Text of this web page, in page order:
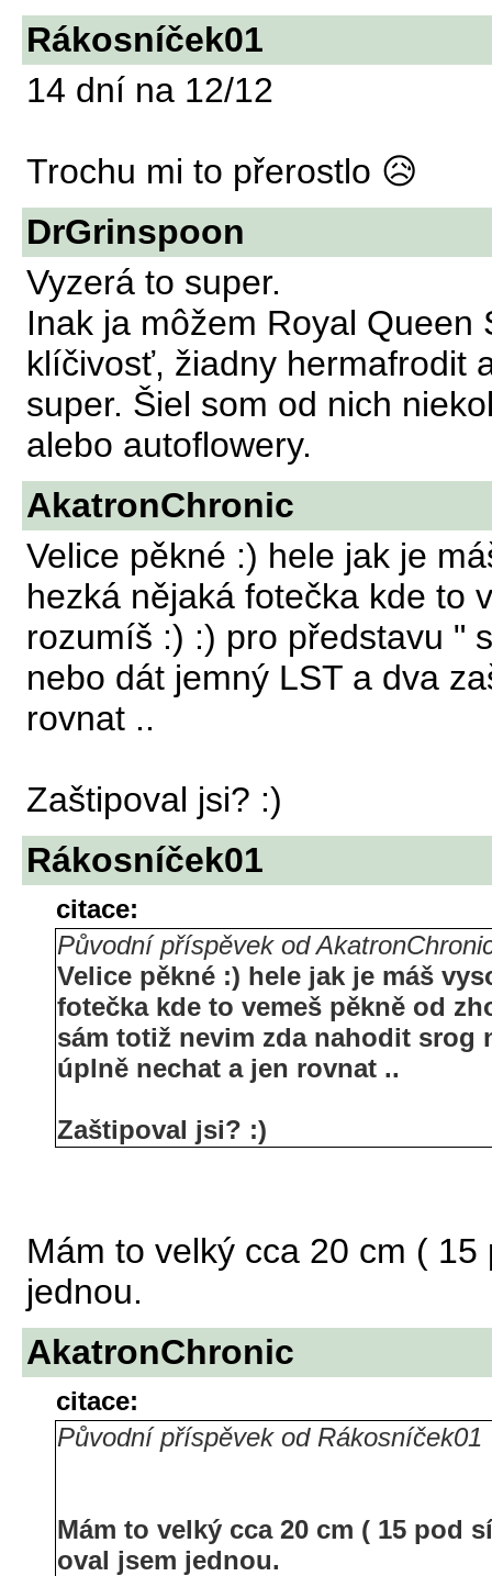
Rákosníček01
14 dní na 12/12
Trochu mi to přerostlo 😥
DrGrinspoon
Vyzerá to super.
Inak ja môžem Royal
klíčivosť, žiadny hermafrodit
super. Šiel som od nich
alebo autoflowery.
AkatronChronic
Velice pěkné :) hele jak je
hezká nějaká fotečka kde to
rozumíš :) :) pro představu "
nebo dát jemný LST a dva
rovnat ..
Zaštipoval jsi? :)
Rákosníček01
citace:
Původní příspěvek od
Velice pěkné :) hele jak je máš
fotečka kde to vemeš pěkně od
sám totiž nevim zda nahodit srog
úplně nechat a jen rovnat ..
Zaštipoval jsi? :)
Mám to velký cca 20 cm (
jednou.
AkatronChronic
citace:
Původní příspěvek od Rákosníček01
Mám to velký cca 20 cm ( 15 pod
oval jsem jednou.